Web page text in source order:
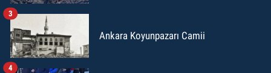
Ankara Koyunpazarı Camii
3
4